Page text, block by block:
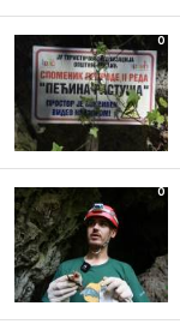
0
0